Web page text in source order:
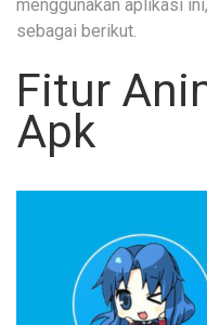
menggunakan aplikasi
sebagai berikut.
Fitur
Apk